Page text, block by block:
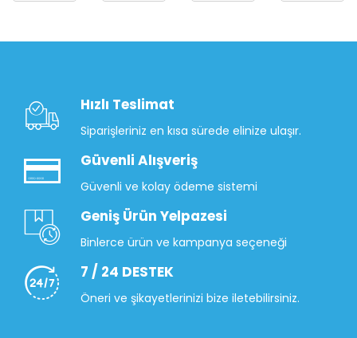
Hızlı Teslimat
Siparişleriniz en kısa sürede elinize ulaşır.
Güvenli Alışveriş
Güvenli ve kolay ödeme sistemi
Geniş Ürün Yelpazesi
Binlerce ürün ve kampanya seçeneği
7 / 24 DESTEK
Öneri ve şikayetlerinizi bize iletebilirsiniz.